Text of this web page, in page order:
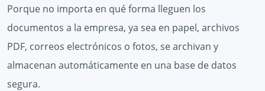
Porque no importa en qué forma lleguen los
documentos a la empresa, ya sea en papel, archivos
PDF, correos electrónicos o fotos, se archivan y
almacenan automáticamente en una base de datos
segura.